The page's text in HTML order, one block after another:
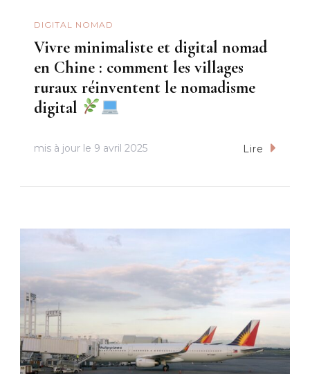
DIGITAL NOMAD
Vivre minimaliste et digital nomad
en Chine : comment les villages
ruraux réinventent le nomadisme
digital
mis à jour le 9 avril 2025 Lire